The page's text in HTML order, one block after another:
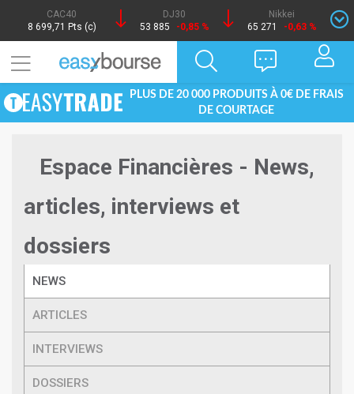
CAC40
8 699,71 Pts (c)
DJ30
53 885
-0,85 %
Nikkei
65 271
-0,63 %
PLUS DE 20 000 PRODUITS À 0€ DE FRAIS
DE COURTAGE
Espace Financières - News,
articles, interviews et
dossiers
NEWS
ARTICLES
INTERVIEWS
DOSSIERS